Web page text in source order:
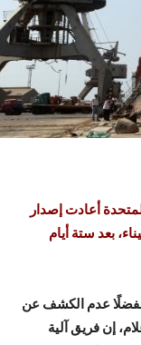
أعادت إصدار
بعد ستة أيام
مفضلًا عدم الكشف عن
إن فريق آلية